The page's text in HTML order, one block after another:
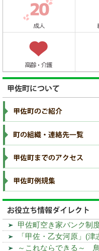
甲佐町空き家バンク制
「甲佐・乙女河原」(
～これならできる～